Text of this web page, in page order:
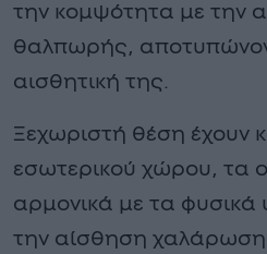
την κομψότητα με την
θαλπωρής,
αισθητική της.
Ξεχωριστή θέση έχουν
εσωτερικού χώρου, τα
αρμονικά με τα φυσικά
την αίσθηση